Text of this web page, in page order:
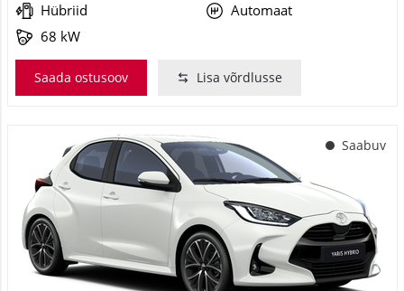
Hübriid
Automaat
68 kW
Saada ostusoov Lisa võrdlusse
Saabuv